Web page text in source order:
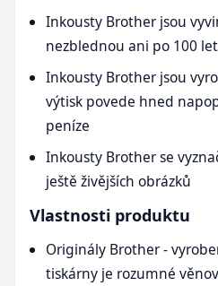
Inkousty Brother jsou
nezblednou ani po 100
Inkousty Brother jsou
výtisk povede hned
peníze
Inkousty Brother se
ještě živějších obrázků
Vlastnosti produktu
Originály Brother -
tiskárny je rozumné